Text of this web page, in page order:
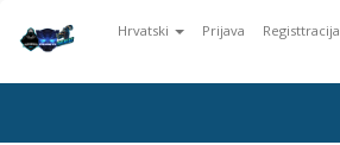
Hrvatski Prijava Registtracija